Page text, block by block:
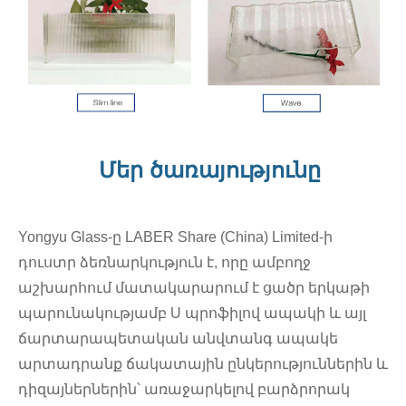
Մեր ծառայությունը
Yongyu Glass-ը LABER Share (China) Limited-ի
դուստր ձեռնարկություն է, որը ամբողջ
աշխարհում մատակարարում է ցածր երկաթի
պարունակությամբ U պրոֆիլով ապակի և այլ
ճարտարապետական ​​​​անվտանգ ապակե
արտադրանք ճակատային ընկերություններին և
դիզայներներին՝ առաջարկելով բարձրորակ